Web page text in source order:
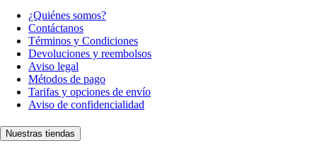
¿Quiénes somos?
Contáctanos
Términos y Condiciones
Devoluciones y reembolsos
Aviso legal
Métodos de pago
Tarifas y opciones de envío
Aviso de confidencialidad
Nuestras tiendas